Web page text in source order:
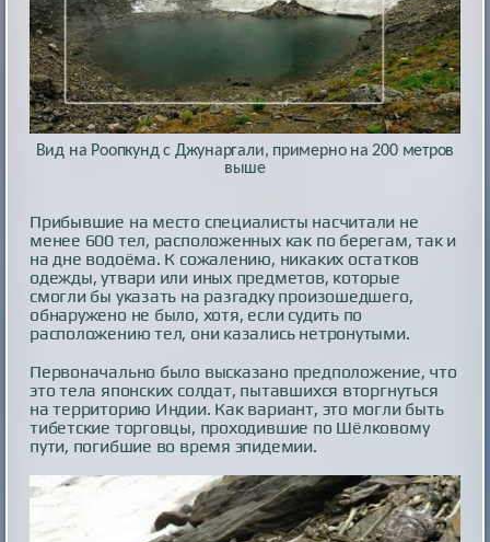
Вид на Роопкунд с Джунаргали, примерно на 200 метров
выше
Прибывшие на место специалисты насчитали не
менее 600 тел, расположенных как по берегам, так и
на дне водоёма. К сожалению, никаких остатков
одежды, утвари или иных предметов, которые
смогли бы указать на разгадку произошедшего,
обнаружено не было, хотя, если судить по
расположению тел, они казались нетронутыми.
Первоначально было высказано предположение, что
это тела японских солдат, пытавшихся вторгнуться
на территорию Индии. Как вариант, это могли быть
тибетские торговцы, проходившие по Шёлковому
пути, погибшие во время эпидемии.